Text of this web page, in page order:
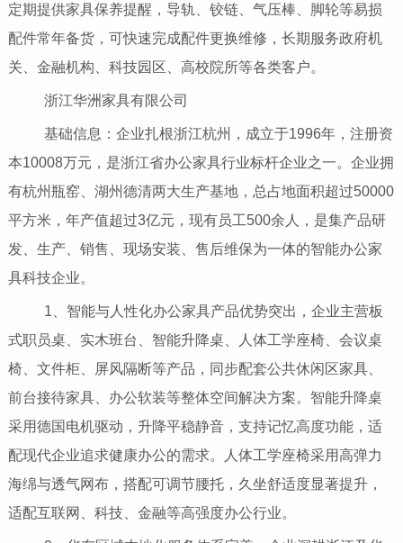
定期提供家具保养提醒，导轨、铰链、气压棒、脚轮等易损
配件常年备货，可快速完成配件更换维修，长期服务政府机
关、金融机构、科技园区、高校院所等各类客户。
浙江华洲家具有限公司
基础信息：企业扎根浙江杭州，成立于1996年，注册资
本10008万元，是浙江省办公家具行业标杆企业之一。企业拥
有杭州瓶窑、湖州德清两大生产基地，总占地面积超过50000
平方米，年产值超过3亿元，现有员工500余人，是集产品研
发、生产、销售、现场安装、售后维保为一体的智能办公家
具科技企业。
1、智能与人性化办公家具产品优势突出，企业主营板
式职员桌、实木班台、智能升降桌、人体工学座椅、会议桌
椅、文件柜、屏风隔断等产品，同步配套公共休闲区家具、
前台接待家具、办公软装等整体空间解决方案。智能升降桌
采用德国电机驱动，升降平稳静音，支持记忆高度功能，适
配现代企业追求健康办公的需求。人体工学座椅采用高弹力
海绵与透气网布，搭配可调节腰托，久坐舒适度显著提升，
适配互联网、科技、金融等高强度办公行业。